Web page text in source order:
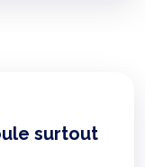
surtout